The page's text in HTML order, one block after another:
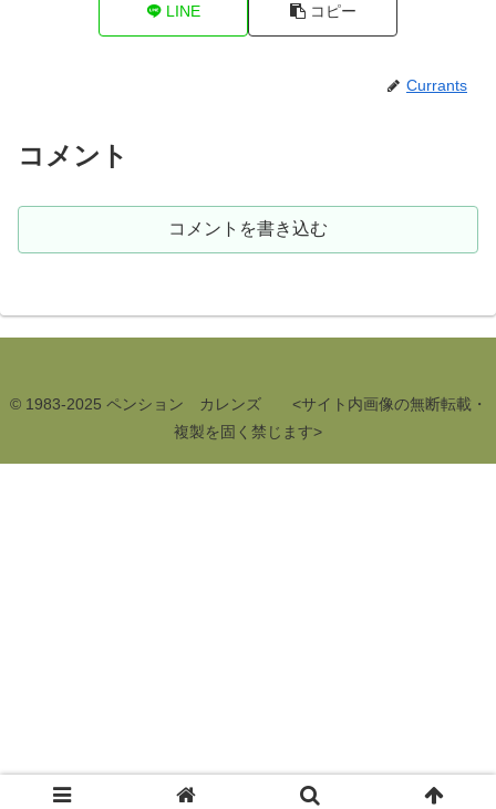
LINE コピー
Currants
コメント
コメントを書き込む
© 1983-2025 ペンション カレンズ <サイト内画像の無断転載・
複製を固く禁じます>